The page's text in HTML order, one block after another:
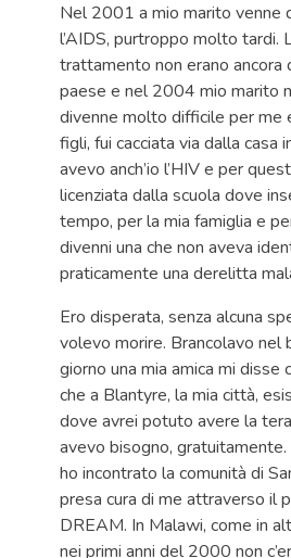
Nel 2001 a mio marito venne
l’AIDS, purtroppo molto tardi.
trattamento non erano ancora
paese e nel 2004 mio marito
divenne molto difficile per me
figli, fui cacciata via dalla casa
avevo anch’io l’HIV e per
licenziata dalla scuola dove
tempo, per la mia famiglia e
divenni una che non aveva
praticamente una derelitta
Ero disperata, senza alcuna
volevo morire. Brancolavo nel
giorno una mia amica mi disse
che a Blantyre, la mia città,
dove avrei potuto avere la
avevo bisogno,
ho incontrato la comunità di
presa cura di me attraverso il
DREAM. In Malawi, come in
nei primi anni del 2000 non